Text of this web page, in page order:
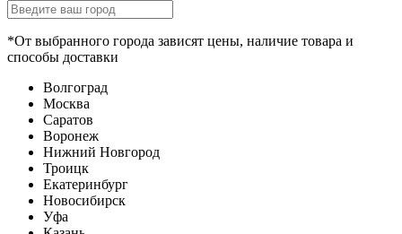
*От выбранного города зависят цены, наличие товара и
способы доставки
Волгоград
Москва
Саратов
Воронеж
Нижний Новгород
Троицк
Екатеринбург
Новосибирск
Уфа